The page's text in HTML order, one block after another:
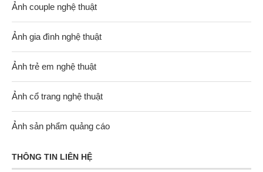
Ảnh couple nghệ thuật
Ảnh gia đình nghệ thuật
Ảnh trẻ em nghệ thuật
Ảnh cổ trang nghệ thuật
Ảnh sản phẩm quảng cáo
THÔNG TIN LIÊN HỆ